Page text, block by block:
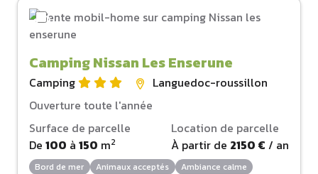
Camping Nissan Les Enserune
Camping
Languedoc-roussillon
Ouverture toute l'année
Surface de parcelle
De 100 à 150 m2
Location de parcelle
À partir de 2150 € / an
Bord de mer Animaux acceptés Ambiance calme